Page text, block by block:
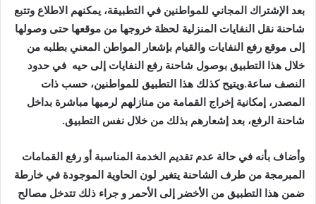
بعد الإشتراك المجاني للمواطنين في التطبيقة، يمكنهم الاطلاع وتتبع
شاحنة نقل النفايات المنزلية لحظة خروجها من موقعها حتى وصولها
إلى موقع رفع النفايات والقيام بإشعار المواطن المعني بطلبه من
خلال هذا التطبيق بوصول شاحنة رفع النفايات إلى حيه في حدود
النصف ساعة.ويتيح كذلك هذا التطبيق للمواطنين، حسب ذات
المصدر، إمكانية إخراج القمامة من منازلهم لرميها مباشرة بداخل
شاحنة الرفع، بعد إشعارهم بذلك من خلال نفس التطبيق.
وأضاف بأنه في حالة عدم تقديم الخدمة المناسبة أو رفع القمامات
المبرمجة من طرف الشاحنة يتغير لون الحاوية الموجودة في خارطة
ضمن هذا التطبيق من الأخضر إلى الأحمر و جراء ذلك تتدخل مصالح